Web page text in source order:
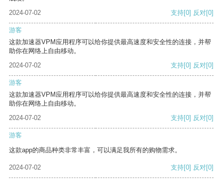
2024-07-02
支持[0] 反对[0]
游客
这款加速器VPM应用程序可以给你提供最高速度和安全性的连接，并帮
助你在网络上自由移动。
2024-07-02
支持[0] 反对[0]
游客
这款加速器VPM应用程序可以给你提供最高速度和安全性的连接，并帮
助你在网络上自由移动。
2024-07-02
支持[0] 反对[0]
游客
这款app的商品种类非常丰富，可以满足我所有的购物需求。
2024-07-02 支持[0] 反对[0]